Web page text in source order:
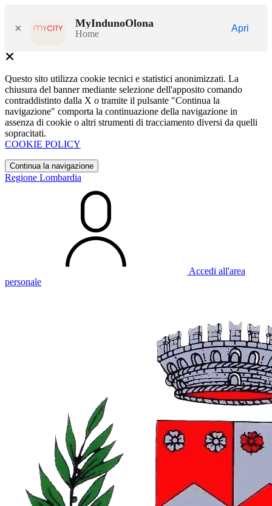
× MyIndunoOlona
Home
Apri
Questo sito utilizza cookie tecnici e statistici anonimizzati. La
chiusura del banner mediante selezione dell'apposito comando
contraddistinto dalla X o tramite il pulsante "Continua la
navigazione" comporta la continuazione della navigazione in
assenza di cookie o altri strumenti di tracciamento diversi da quelli
sopracitati.
COOKIE POLICY
Continua la navigazione
Regione Lombardia
Accedi all'area
personale